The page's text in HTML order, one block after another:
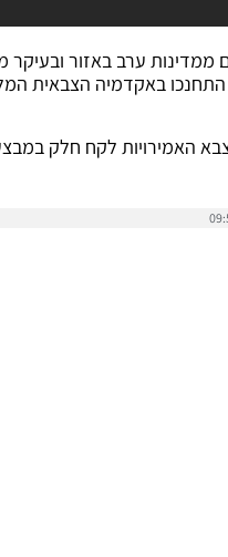
ממדינות ערב באזור ובעיקר
התחנכו באקדמיה הצבאית
דיווחים כי צבא האמירויות